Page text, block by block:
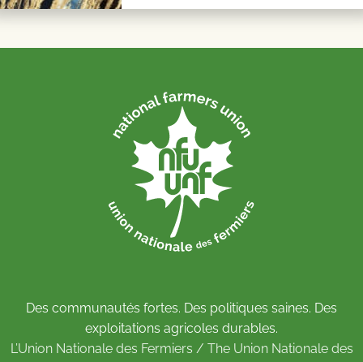
Des communautés fortes. Des politiques saines. Des
exploitations agricoles durables.
L’Union Nationale des Fermiers / The Union Nationale des